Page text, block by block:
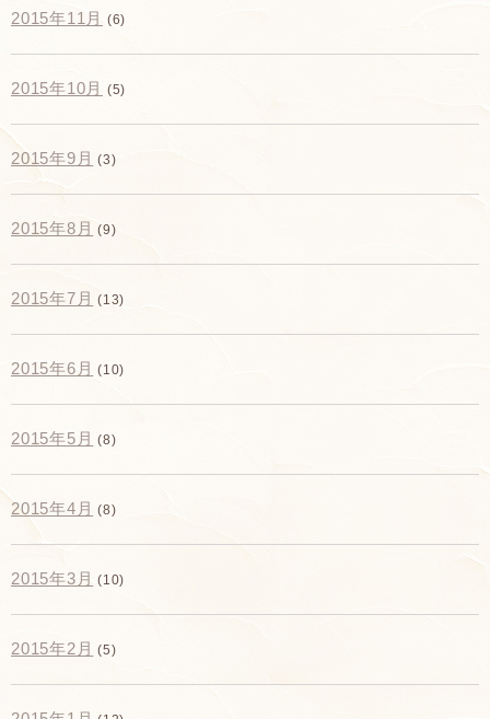
2015年11月 (6)
2015年10月 (5)
2015年9月 (3)
2015年8月 (9)
2015年7月 (13)
2015年6月 (10)
2015年5月 (8)
2015年4月 (8)
2015年3月 (10)
2015年2月 (5)